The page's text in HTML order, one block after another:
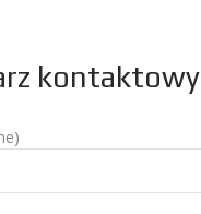
kontaktowy